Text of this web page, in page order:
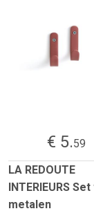
€ 5.59
LA REDOUTE
INTERIEURS
metalen